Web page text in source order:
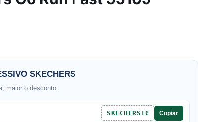
SKECHERS
maior o desconto.
SKECHERS10 Copiar